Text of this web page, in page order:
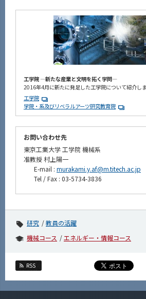
工学院 ―新たな産業と文明を拓く学問―
2016年4月に新たに発足した工学院について紹介しま
工学院
学院・系及びリベラルアーツ研究教育院
お問い合わせ先
東京工業大学 工学院 機械系
准教授 村上陽一
E-mail : murakami.y.af@m.titech.ac.jp
Tel / Fax : 03-5734-3836
研究
教員の活躍
機械コース
エネルギー・情報コース
RSS